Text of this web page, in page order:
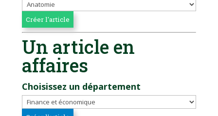
Un article en
affaires
Choisissez un département